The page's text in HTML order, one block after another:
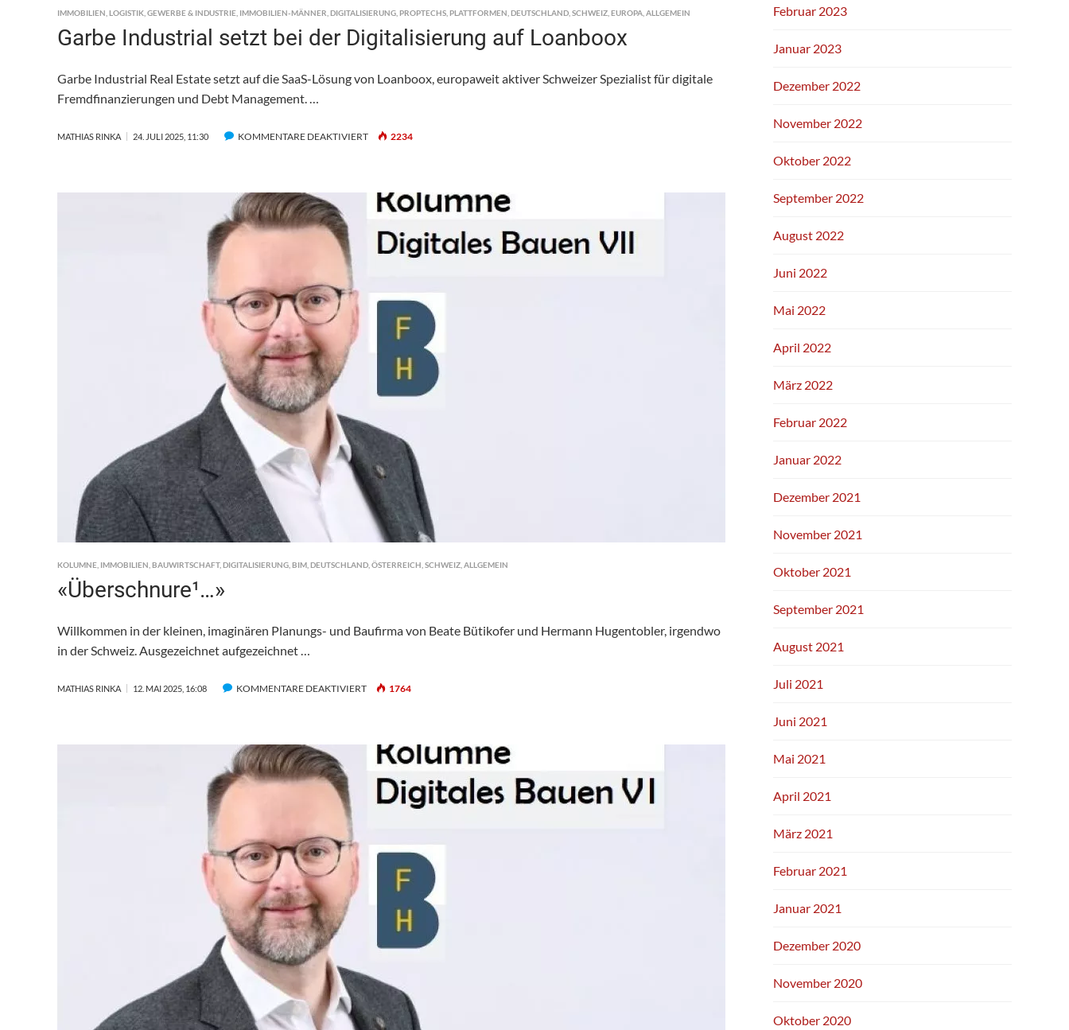
IMMOBILIEN LOGISTIK GEWERBE & INDUSTRIE IMMOBILIEN-MÄNNER DIGITALISIERUNG PROPTECHS PLATTFORMEN DEUTSCHLAND SCHWEIZ EUROPA ALLGEMEIN
Garbe Industrial setzt bei der Digitalisierung auf Loanboox
Garbe Industrial Real Estate setzt auf die SaaS-Lösung von Loanboox, europaweit aktiver Schweizer Spezialist für digitale
Fremdfinanzierungen und Debt Management. …
MATHIAS RINKA 24. JULI 2025, 11:30 KOMMENTARE DEAKTIVIERTFÜR
BEI
DIGITALISIERUNG
AUF
2234
KOLUMNE IMMOBILIEN BAUWIRTSCHAFT, DIGITALISIERUNG BIM DEUTSCHLAND ÖSTERREICH SCHWEIZ ALLGEMEIN
«Überschnure¹…»
Willkommen in der kleinen, imaginären Planungs- und Baufirma von Beate Bütikofer und Hermann Hugentobler, irgendwo
in der Schweiz. Ausgezeichnet aufgezeichnet …
MATHIAS RINKA 12. MAI 2025, 16:08 KOMMENTARE DEAKTIVIERTFÜR 1764
Februar 2023
Januar 2023
Dezember 2022
November 2022
Oktober 2022
September 2022
August 2022
Juni 2022
Mai 2022
April 2022
März 2022
Februar 2022
Januar 2022
Dezember 2021
November 2021
Oktober 2021
September 2021
August 2021
Juli 2021
Juni 2021
Mai 2021
April 2021
März 2021
Februar 2021
Januar 2021
Dezember 2020
November 2020
Oktober 2020